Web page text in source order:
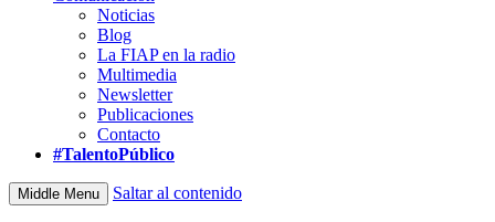
Noticias
Blog
La FIAP en la radio
Multimedia
Newsletter
Publicaciones
Contacto
#TalentoPúblico
Middle Menu Saltar al contenido